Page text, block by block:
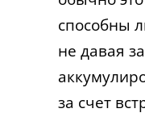
способны
не давая
за счет